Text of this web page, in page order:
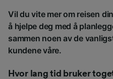
Vil du vite mer om reisen
å hjelpe deg med å
sammen noen av de
kundene våre.
Hvor lang tid bruker